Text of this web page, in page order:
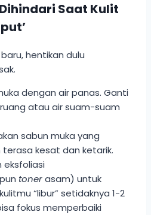
Saat Kulit
hentikan dulu
dengan air panas. Ganti
atau air suam-suam
sabun muka yang
kesat dan ketarik.
eksfoliasi
tonerasam) untuk
“libur” setidaknya 1-2
fokus memperbaiki